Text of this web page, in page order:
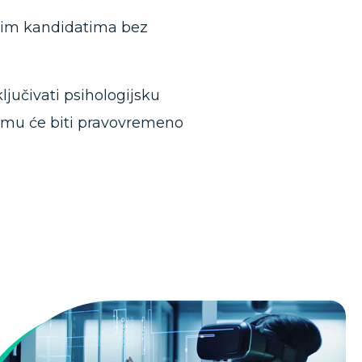
kandidatima bez
psihologijsku
će biti pravovremeno